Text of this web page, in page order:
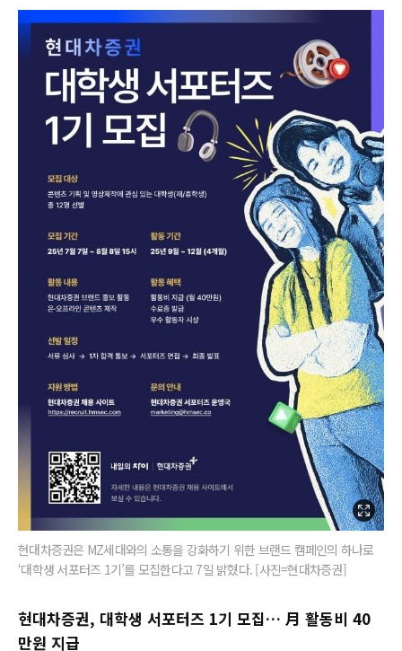
현대차증권은 MZ세대와의 소통을 강화하기 위한 브랜드 캠페인의 하나로
‘대학생 서포터즈 1기’를 모집한다고 7일 밝혔다. [사진=현대차증권]
현대차증권, 대학생 서포터즈 1기 모집… 月 활동비 40
만원 지급